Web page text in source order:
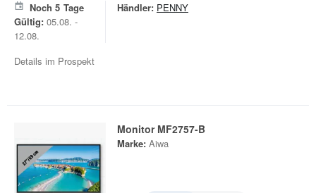
Noch 5 Tage
Gültig: 05.08. -
12.08.
Händler: PENNY
Details im Prospekt
Monitor MF2757-B
Marke: Aiwa